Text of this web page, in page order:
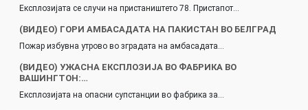
Експлозијата се случи на пристаништето 78. Пристапот…
(ВИДЕО) ГОРИ АМБАСАДАТА НА ПАКИСТАН ВО БЕЛГРАД
Пожар избувна утрово во зградата на амбасадата…
(ВИДЕО) УЖАСНА ЕКСПЛОЗИЈА ВО ФАБРИКА ВО
ВАШИНГТОН:…
Експлозијата на опасни супстанции во фабрика за…